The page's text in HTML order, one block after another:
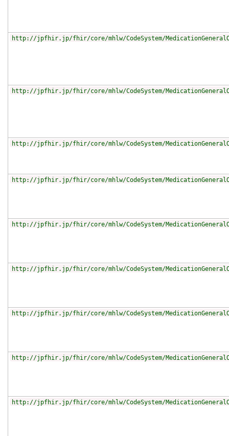
http://jpfhir.jp/fhir/core/mhlw/CodeSystem/
http://jpfhir.jp/fhir/core/mhlw/CodeSystem/
http://jpfhir.jp/fhir/core/mhlw/CodeSystem/
http://jpfhir.jp/fhir/core/mhlw/CodeSystem/
http://jpfhir.jp/fhir/core/mhlw/CodeSystem/
http://jpfhir.jp/fhir/core/mhlw/CodeSystem/
http://jpfhir.jp/fhir/core/mhlw/CodeSystem/
http://jpfhir.jp/fhir/core/mhlw/CodeSystem/
http://jpfhir.jp/fhir/core/mhlw/CodeSystem/